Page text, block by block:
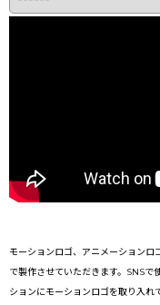
モーションロゴ、アニメーションロ
で製作させていただきます。SNSで
ションにモーションロゴを取り入